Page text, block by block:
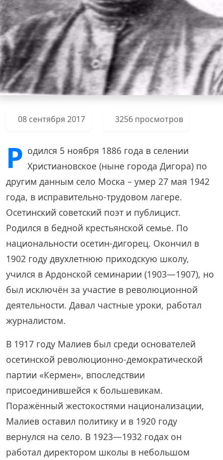
08 сентября 2017 3256 просмотров
Р одился 5 ноября 1886 года в селении
Христиановское (ныне города Дигора) по
другим данным село Моска – умер 27 мая 1942
года, в исправительно-трудовом лагере.
Осетинский советский поэт и публицист.
Родился в бедной крестьянской семье. По
национальности осетин-дигорец. Окончил в
1902 году двухлетнюю приходскую школу,
учился в Ардонской семинарии (1903—1907), но
был исключён за участие в революционной
деятельности. Давал частные уроки, работал
журналистом.
В 1917 году Малиев был среди основателей
осетинской революционно-демократической
партии «Кермен», впоследствии
присоединившейся к большевикам.
Поражённый жестокостями национализации,
Малиев оставил политику и в 1920 году
вернулся на село. В 1923—1932 годах он
работал директором школы в небольшом